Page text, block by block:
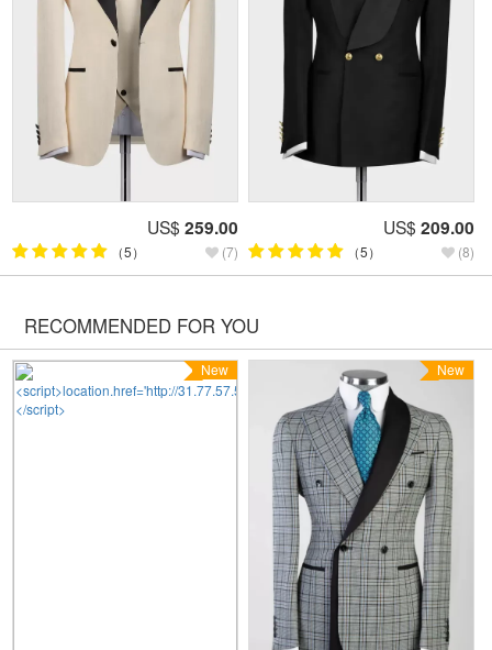
US$ 259.00
（5） (7)
US$ 209.00
（5） (8)
RECOMMENDED FOR YOU
New New